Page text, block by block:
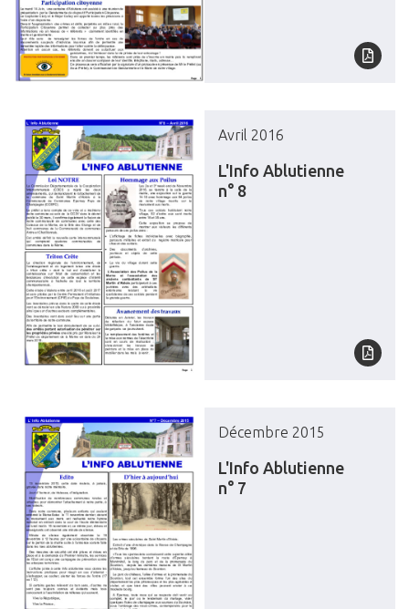
Avril 2016
L'Info Ablutienne
n° 8
Décembre 2015
L'Info Ablutienne
n° 7